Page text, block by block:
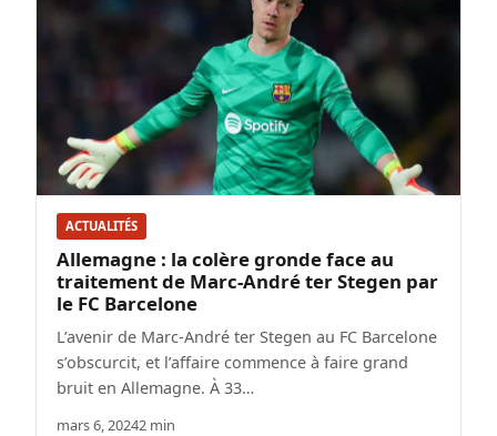
ACTUALITÉS
Allemagne : la colère gronde face au
traitement de Marc-André ter Stegen par
le FC Barcelone
L’avenir de Marc-André ter Stegen au FC Barcelone
s’obscurcit, et l’affaire commence à faire grand
bruit en Allemagne. À 33…
mars 6, 20242 min